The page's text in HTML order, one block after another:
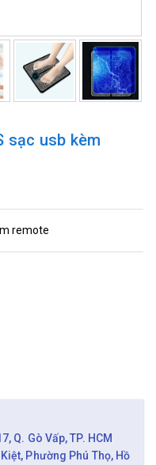
sạc usb kèm
remote
Q. Gò Vấp, TP. HCM
Phường Phú Thọ, Hồ